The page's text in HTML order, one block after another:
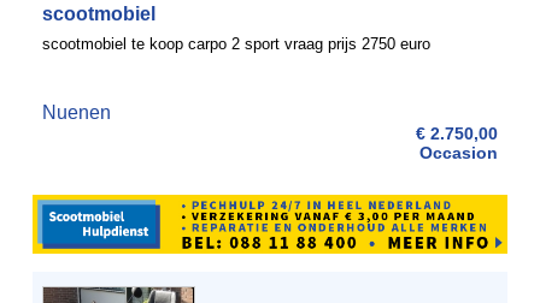
scootmobiel
scootmobiel te koop carpo 2 sport vraag prijs 2750 euro
Nuenen
€ 2.750,00
Occasion